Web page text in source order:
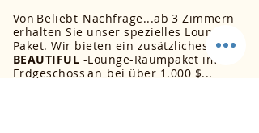
Von Beliebt Nachfrage...ab 3 Zimmern
erhalten Sie unser spezielles Lounge-
Paket. Wir bieten ein zusätzliches
BEAUTIFUL -Lounge-Raumpaket im
Erdgeschoss an bei über 1.000 $...